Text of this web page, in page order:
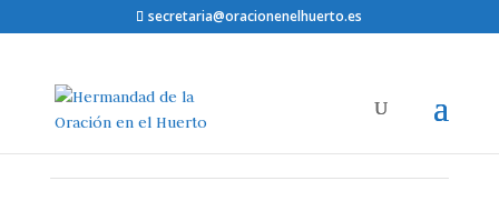
secretaria@oracionenelhuerto.es